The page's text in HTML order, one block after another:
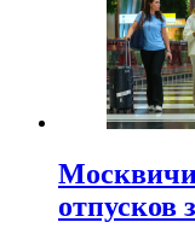
Москвичи
отпусков